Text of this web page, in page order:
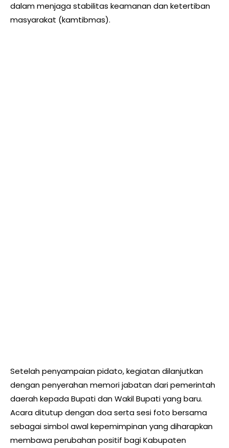
dalam menjaga stabilitas keamanan dan ketertiban
masyarakat (kamtibmas).
Setelah penyampaian pidato, kegiatan dilanjutkan
dengan penyerahan memori jabatan dari pemerintah
daerah kepada Bupati dan Wakil Bupati yang baru.
Acara ditutup dengan doa serta sesi foto bersama
sebagai simbol awal kepemimpinan yang diharapkan
membawa perubahan positif bagi Kabupaten